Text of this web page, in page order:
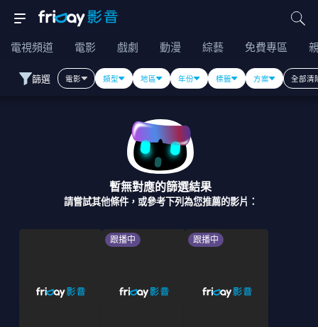
電視頻道 電影 戲劇 動漫 綜藝 免費專區
篩選 電影 類型 地區 年份 標籤 方案 全部清
暫無對應的篩選結果
請嘗試其他條件，或參考下列為您推薦的影片：
跟播中 跟播中